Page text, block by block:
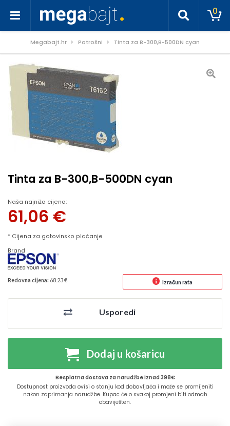
0
Megabajt.hr Potrošni Tinta za B-300,B-500DN cyan
Tinta za B-300,B-500DN cyan
Naša najniža cijena:
61,06 €
* Cijena za gotovinsko plaćanje
Brand
Redovna cijena: 68.23 € Izračun rata
Usporedi
Dodaj u košaricu
Besplatna dostava za narudžbe iznad 398€
Dostupnost proizvoda ovisi o stanju kod dobavljača i može se promijeniti
nakon zaprimanja narudžbe. Kupac će o svakoj promjeni biti odmah
obaviješten.